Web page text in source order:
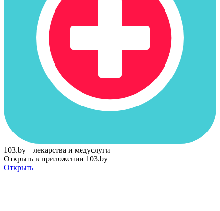
103.by – лекарства и медуслуги
Открыть в приложении 103.by
Открыть